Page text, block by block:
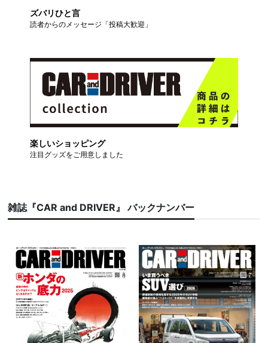
ズバリひと言
読者からのメッセージ「投稿大歓迎」
楽しいショッピング
注目グッズをご用意しました
雑誌『CAR and DRIVER』 バックナンバー